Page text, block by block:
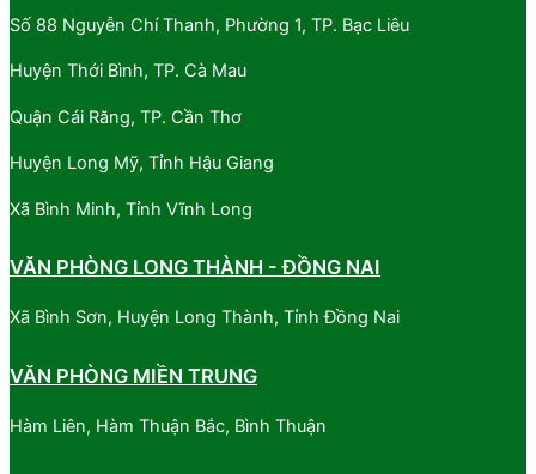
Số 88 Nguyễn Chí Thanh, Phường 1, TP. Bạc Liêu
Huyện Thới Bình, TP. Cà Mau
Quận Cái Răng, TP. Cần Thơ
Huyện Long Mỹ, Tỉnh Hậu Giang
Xã Bình Minh, Tỉnh Vĩnh Long
VĂN PHÒNG LONG THÀNH - ĐỒNG NAI
Xã Bình Sơn, Huyện Long Thành, Tỉnh Đồng Nai
VĂN PHÒNG MIỀN TRUNG
Hàm Liên, Hàm Thuận Bắc, Bình Thuận